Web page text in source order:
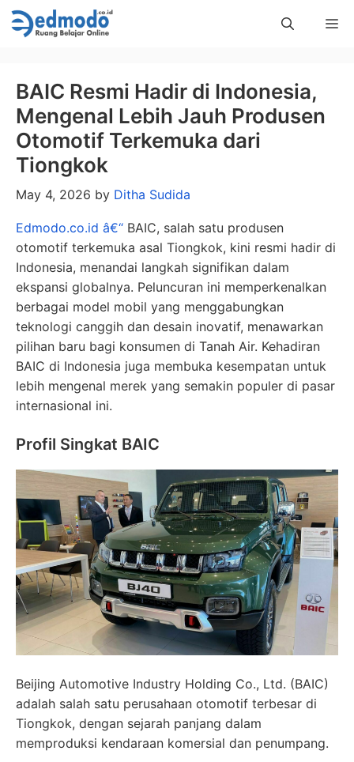
Skip
to
BAIC Resmi Hadir di Indonesia,
Mengenal Lebih Jauh Produsen
Otomotif Terkemuka dari
Tiongkok
May 4, 2026 by Ditha Sudida
Edmodo.co.id â€“ BAIC, salah satu produsen
otomotif terkemuka asal Tiongkok, kini resmi hadir di
Indonesia, menandai langkah signifikan dalam
ekspansi globalnya. Peluncuran ini memperkenalkan
berbagai model mobil yang menggabungkan
teknologi canggih dan desain inovatif, menawarkan
pilihan baru bagi konsumen di Tanah Air. Kehadiran
BAIC di Indonesia juga membuka kesempatan untuk
lebih mengenal merek yang semakin populer di pasar
internasional ini.
Profil Singkat BAIC
Beijing Automotive Industry Holding Co., Ltd. (BAIC)
adalah salah satu perusahaan otomotif terbesar di
Tiongkok, dengan sejarah panjang dalam
memproduksi kendaraan komersial dan penumpang.